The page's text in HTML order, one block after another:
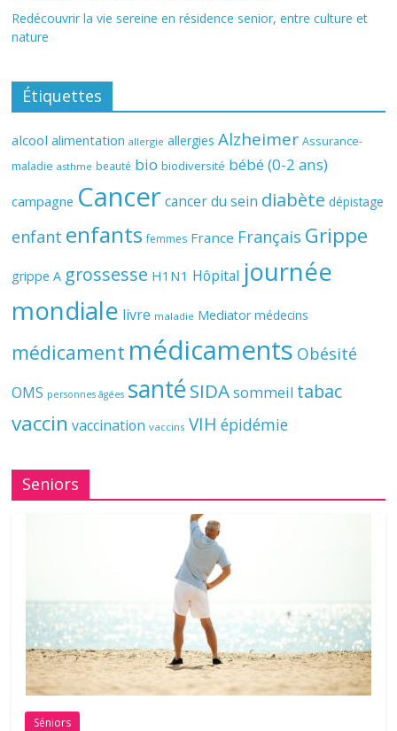
Redécouvrir la vie sereine en résidence senior, entre culture et
nature
Étiquettes
alcool alimentation allergie allergies Alzheimer Assurance-
maladie asthme beauté bio biodiversité bébé (0-2 ans)
campagne Cancer cancer du sein diabète dépistage
enfant enfants femmes France Français Grippe
grippe A grossesse H1N1 Hôpital journée
mondiale livre maladie Mediator médecins
médicament médicaments Obésité
OMS personnes âgées santé SIDAsommeil tabac
vaccin vaccination vaccins VIH épidémie
Seniors
Séniors